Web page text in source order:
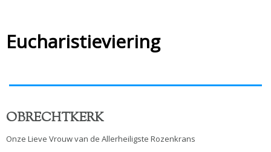
Eucharistieviering
OBRECHTKERK
Onze Lieve Vrouw van de Allerheiligste Rozenkrans